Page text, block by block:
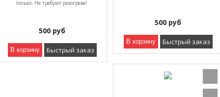
только. Не требуют разогрева!
500 руб
В корзину Быстрый заказ
500 руб
В корзину Быстрый заказ